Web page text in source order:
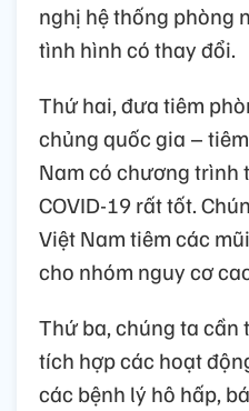
nghị hệ thống phòng
tình hình có thay đổi.
Thứ hai, đưa tiêm
chủng quốc gia –
Nam có chương trình
COVID-19 rất tốt.
Việt Nam tiêm các
cho nhóm nguy cơ
Thứ ba, chúng ta cần
tích hợp các hoạt
các bệnh lý hô hấp,